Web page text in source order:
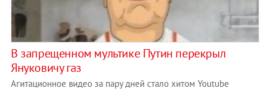
В запрещенном мультике Путин перекрыл
Януковичу газ
Агитационное видео за пару дней стало хитом Youtube